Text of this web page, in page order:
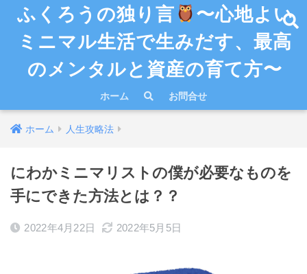
ふくろうの独り言
〜心地よい
ミニマル生活で生みだす、最高
のメンタルと資産の育て方〜
ホーム お問合せ
ホーム 人生攻略法
にわかミニマリストの僕が必要なものを
手にできた方法とは？？
2022年4月22日 2022年5月5日